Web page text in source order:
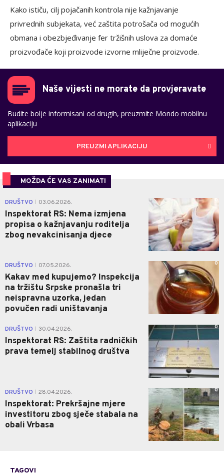
Kako ističu, cilj pojačanih kontrola nije kažnjavanje
privrednih subjekata, već zaštita potrošača od mogućih
obmana i obezbjeđivanje fer tržišnih uslova za domaće
proizvođače koji proizvode izvorne mliječne proizvode.
Naše vijesti ne morate da provjeravate
Budite bolje informisani od drugih, preuzmite Mondo mobilnu
aplikaciju
PREUZMI APLIKACIJU
MOŽDA ĆE VAS ZANIMATI
DRUŠTVO 03.06.2026.
Inspektorat RS: Nema izmjena
propisa o kažnjavanju roditelja
zbog nevakcinisanja djece
0
DRUŠTVO 07.05.2026.
Kakav med kupujemo? Inspekcija
na tržištu Srpske pronašla tri
neispravna uzorka, jedan
povučen radi uništavanja
0
DRUŠTVO 30.04.2026.
Inspektorat RS: Zaštita radničkih
prava temelj stabilnog društva
0
DRUŠTVO 28.04.2026.
Inspektorat: Prekršajne mjere
investitoru zbog sječe stabala na
obali Vrbasa
0
TAGOVI